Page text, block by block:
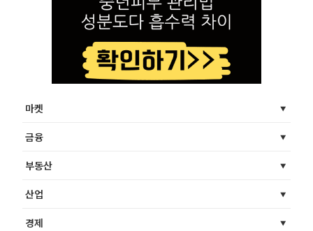
마켓
금융
부동산
산업
경제